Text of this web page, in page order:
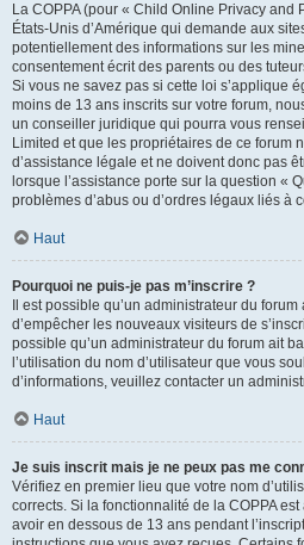
La COPPA (pour « Child Online Privacy and
États-Unis d’Amérique qui demande aux
potentiellement des informations sur les
consentement écrit des parents ou des
Si vous ne savez pas si cette loi s’applique
moins de 13 ans inscrits sur votre forum,
un conseiller juridique qui pourra vous
Limited et que les propriétaires de ce forum
d’assistance légale et ne doivent donc pas
lorsque l’assistance porte sur la question «
problèmes d’abus ou d’ordres légaux liés à
Haut
Pourquoi ne puis-je pas m’inscrire ?
Il est possible qu’un administrateur du
d’empêcher les nouveaux visiteurs de
possible qu’un administrateur du forum ait
l’utilisation du nom d’utilisateur que vous
d’informations, veuillez contacter un
Haut
Je suis inscrit mais je ne peux pas me
Vérifiez en premier lieu que votre nom
corrects. Si la fonctionnalité de la COPPA
avoir en dessous de 13 ans pendant